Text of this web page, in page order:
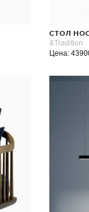
СТОЛ
&Tradition
Цена: